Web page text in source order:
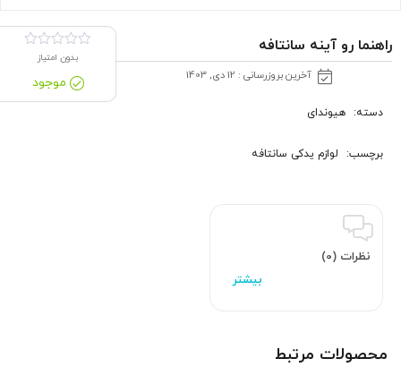
راهنما رو آینه سانتافه
آخرین بروزرسانی : 12 دی, 1403
بدون امتیاز
موجود
دسته: هیوندای
برچسب: لوازم یدکی سانتافه
نظرات (0)
محصولات مرتبط